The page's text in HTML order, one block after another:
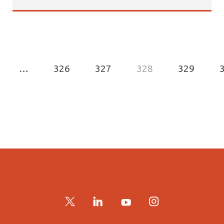
… 326 327 328 329
Twitter LinkedInYouTubeInstagram